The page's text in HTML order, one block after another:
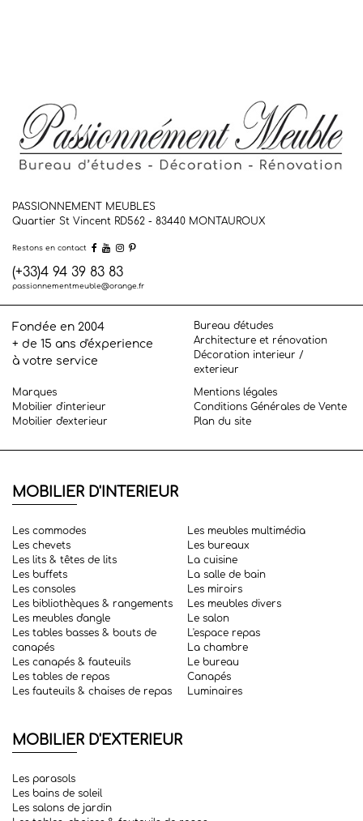
PASSIONNEMENT MEUBLES
Quartier St Vincent RD562 - 83440 MONTAUROUX
Restons en contact
(+33)4 94 39 83 83
passionnementmeuble@orange.fr
Fondée en 2004
+ de 15 ans d'éxperience
à votre service
Bureau d'études
Architecture et rénovation
Décoration interieur /
exterieur
Marques
Mobilier d'interieur
Mobilier d'exterieur
Mentions légales
Conditions Générales de Vente
Plan du site
MOBILIER D'INTERIEUR
Les commodes
Les chevets
Les lits & têtes de lits
Les buffets
Les consoles
Les bibliothèques & rangements
Les meubles d'angle
Les tables basses & bouts de
canapés
Les canapés & fauteuils
Les tables de repas
Les fauteuils & chaises de repas
Les meubles multimédia
Les bureaux
La cuisine
La salle de bain
Les miroirs
Les meubles divers
Le salon
L'espace repas
La chambre
Le bureau
Canapés
Luminaires
MOBILIER D'EXTERIEUR
Les parasols
Les bains de soleil
Les salons de jardin